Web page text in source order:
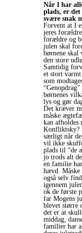
Når I har
plads, er
svære snak
Forvent at I
jeres
forældre og
julen skal
børnene skal
den store
Samtidig
et stort
som
børnenes
lys og gør
Det kræver
måske
kan afholdes
Konfliktsky?
særligt når
vil ikke
plads til “de
jo trods alt
en familie
hævd.
også selv
igennem
ok de første
far Mogens
blevet større
det er at
middag,
familier har